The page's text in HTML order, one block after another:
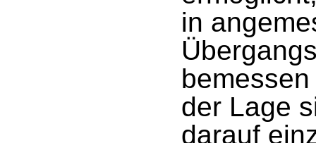
in
der Lage
darauf